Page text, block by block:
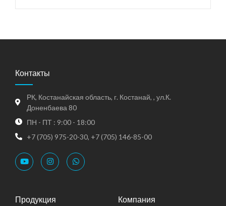
Контакты
РК, Костанайская область, г. Костанай, , ул.К.
Доненбаева 80
ПН - ПТ : 9:00 - 18:00
+7 (705) 975-20-30, +7 (705) 146-85-00
Продукция Компания